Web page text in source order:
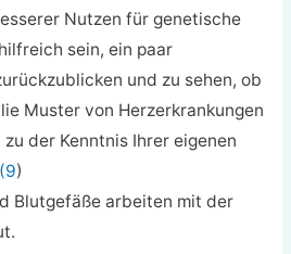
Nutzen für genetische
sein, ein paar
und zu sehen, ob
Muster von Herzerkrankungen
der Kenntnis Ihrer eigenen
(9)
Blutgefäße arbeiten mit der